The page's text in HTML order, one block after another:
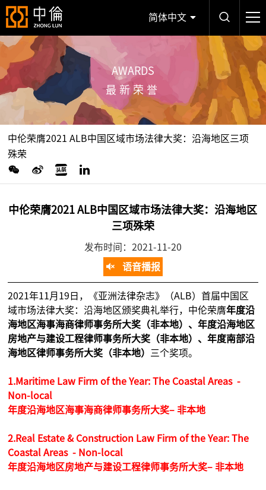
简体中文
AWARDS
最新荣誉
中伦荣膺2021 ALB中国区域市场法律大奖：沿海地区三项
殊荣
中伦荣膺2021 ALB中国区域市场法律大奖：沿海地区
三项殊荣
发布时间：2021-11-20
语音播报
2021年11月19日，《亚洲法律杂志》（ALB）首届中国区
域市场法律大奖：沿海地区颁奖典礼举行，中伦荣膺年度沿
海地区海事海商律师事务所大奖（非本地）、年度沿海地区
房地产与建设工程律师事务所大奖（非本地）、年度南部沿
海地区律师事务所大奖（非本地） 三个奖项。
1.Maritime Law Firm of the Year: The Coastal Areas -
Non-local
年度沿海地区海事海商律师事务所大奖– 非本地
2.Real Estate & Construction Law Firm of the Year: The
Coastal Areas - Non-local
年度沿海地区房地产与建设工程律师事务所大奖– 非本地